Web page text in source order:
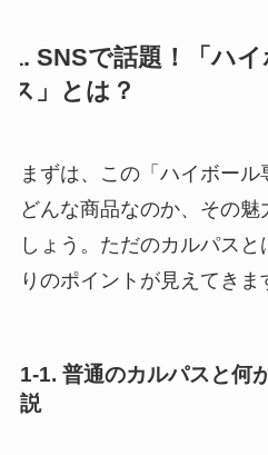
1. SNSで話題！「ハ
ス」とは？
まずは、この「ハイボー
どんな商品なのか、その魅
しょう。ただのカルパス
りのポイントが見えてきま
1-1. 普通のカルパスと何
説